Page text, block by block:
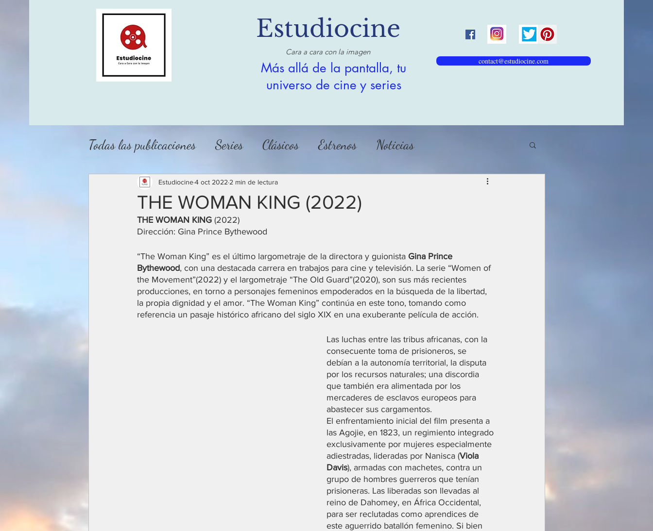
Estudiocine
Cara a cara con la imagen
Más allá de la pantalla, tu
universo de cine y series
contact@estudiocine.com
Todas las publicaciones Series Clásicos Estrenos Noticias
THE WOMAN KING (2022)
Estudiocine4 oct 2022 2 min de lectura
THE WOMAN KING (2022)
Dirección: Gina Prince Bythewood
“The Woman King” es el último largometraje de la directora y guionista Gina Prince
Bythewood, con una destacada carrera en trabajos para cine y televisión. La serie “Women of
the Movement”(2022) y el largometraje “The Old Guard”(2020), son sus más recientes
producciones, en torno a personajes femeninos empoderados en la búsqueda de la libertad,
la propia dignidad y el amor. “The Woman King” continúa en este tono, tomando como
referencia un pasaje histórico africano del siglo XIX en una exuberante película de acción.
Las luchas entre las tribus africanas, con la
consecuente toma de prisioneros, se
debían a la autonomía territorial, la disputa
por los recursos naturales; una discordia
que también era alimentada por los
mercaderes de esclavos europeos para
abastecer sus cargamentos.
El enfrentamiento inicial del film presenta a
las Agojie, en 1823, un regimiento integrado
exclusivamente por mujeres especialmente
adiestradas, lideradas por Nanisca (Viola
Davis), armadas con machetes, contra un
grupo de hombres guerreros que tenían
prisioneras. Las liberadas son llevadas al
reino de Dahomey, en África Occidental,
para ser reclutadas como aprendices de
este aguerrido batallón femenino. Si bien